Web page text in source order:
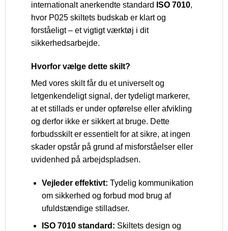
internationalt anerkendte standard ISO 7010,
hvor P025 skiltets budskab er klart og
forståeligt – et vigtigt værktøj i dit
sikkerhedsarbejde.
Hvorfor vælge dette skilt?
Med vores skilt får du et universelt og
letgenkendeligt signal, der tydeligt markerer,
at et stillads er under opførelse eller afvikling
og derfor ikke er sikkert at bruge. Dette
forbudsskilt er essentielt for at sikre, at ingen
skader opstår på grund af misforståelser eller
uvidenhed på arbejdspladsen.
Vejleder effektivt: Tydelig kommunikation
om sikkerhed og forbud mod brug af
ufuldstændige stilladser.
ISO 7010 standard: Skiltets design og